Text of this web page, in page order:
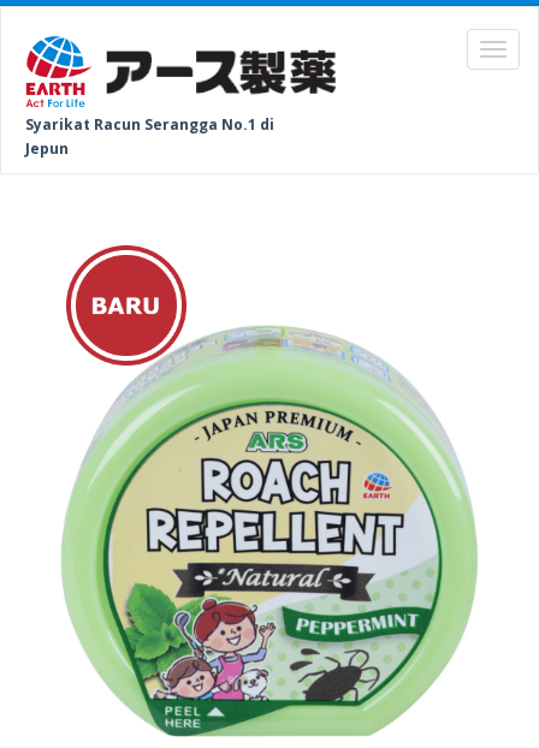
Syarikat Racun Serangga No.1 di
Jepun